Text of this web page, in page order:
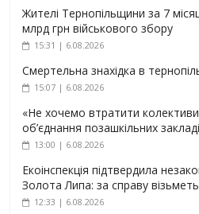
Жителі Тернопільщини за 7
млрд грн військового збору
15:31 | 6.08.2026
Смертельна знахідка в
15:07 | 6.08.2026
«Не хочемо втратити
об’єднання позашкільних
13:00 | 6.08.2026
Екоінспекція підтвердила
Золота Липа: за справу
12:33 | 6.08.2026